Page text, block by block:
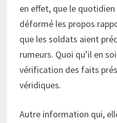
en effet, que le
déformé les propos
que les soldats aient
rumeurs. Quoi qu’il en
vérification des faits
véridiques.
Autre information qui,